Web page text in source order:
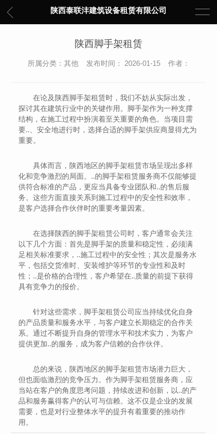
陕西泰联沣建筑设备租赁有限公司
陕西脚手架租赁
所属分类：其他 发布时间： 2026-01-15 作者：
在论及陕西脚手架租赁时，我们不妨从实际出发，
探讨其在建筑行业中的关键作用。脚手架作为一种支撑
结构，在施工过程中扮演着至关重要的角色。当项目需
要..、安全地进行时，选择合适的脚手架供应商显得尤为
重要。
具体而言，陕西地区的脚手架租赁市场呈现出多样
化和竞争激烈的局面。..的脚手架租赁服务商不仅能够提
供符合标准的产品，更应当具备专业团队和..的售后服
务。这些方面直接关系到施工过程中的安全性和效率，
是客户选择合作伙伴时的重要考量因素。
在选择陕西的脚手架租赁公司时，客户通常会关注
以下几个方面：首先是脚手架的质量和稳定性，必须满
足相关标准要求，..施工过程中的安全性；其次是服务水
平，包括交货准时、安装维护等环节的专业性和及时
性；..是价格的合理性，客户希望在..质量的前提下获得
具有竞争力的报价。
针对这些需求，脚手架租赁公司应当持续优化自身
的产品质量和服务水平，与客户建立长期稳定的合作关
系。通过不断提升自身的管理水平和技术实力，为客户
提供更加..的服务，成为客户信赖的合作伙伴。
总的来说，陕西地区的脚手架租赁市场潜力巨大，
但也面临激烈的竞争压力。作为脚手架租赁服务商，应
当站在客户的角度思考问题，持续改进和创新，以..的产
品和服务赢得客户的认可与信赖。这不仅是企业的发展
需要，也是对行业整体水平的提升有着重要的推动作
用。